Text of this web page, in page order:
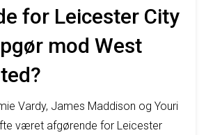
for Leicester City
mod West
Vardy, James Maddison og Youri
været afgørende for Leicester